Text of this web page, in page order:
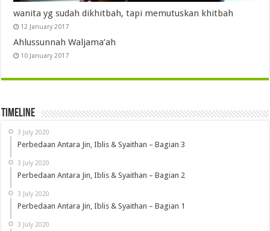
wanita yg sudah dikhitbah, tapi memutuskan khitbah
12 January 2017
Ahlussunnah Waljama’ah
10 January 2017
Timeline
3 July 2020
Perbedaan Antara Jin, Iblis & Syaithan – Bagian 3
3 July 2020
Perbedaan Antara Jin, Iblis & Syaithan – Bagian 2
3 July 2020
Perbedaan Antara Jin, Iblis & Syaithan – Bagian 1
3 July 2020